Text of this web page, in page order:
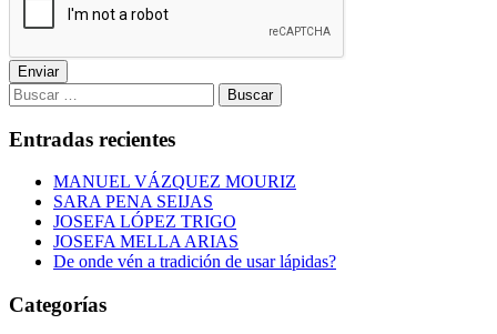
Enviar
Buscar:
Entradas recientes
MANUEL VÁZQUEZ MOURIZ
SARA PENA SEIJAS
JOSEFA LÓPEZ TRIGO
JOSEFA MELLA ARIAS
De onde vén a tradición de usar lápidas?
Categorías